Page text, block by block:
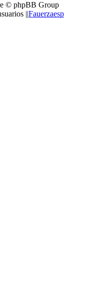
© phpBB Group
||Fauerzaesp